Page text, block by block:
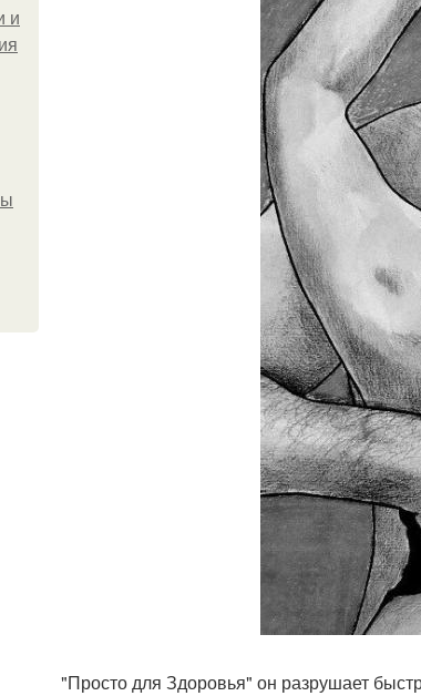
и
"Просто для Здоровья" он разрушает